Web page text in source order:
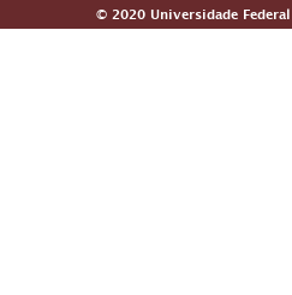
© 2020 Universidade